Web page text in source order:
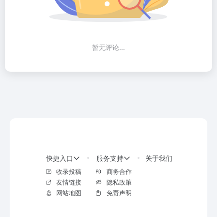
暂无评论...
快捷入口
收录投稿
友情链接
网站地图
服务支持
商务合作
隐私政策
免责声明
关于我们